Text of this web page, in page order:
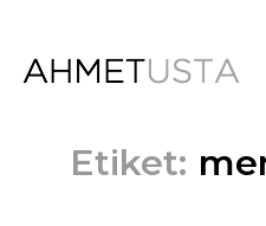
Etiket: